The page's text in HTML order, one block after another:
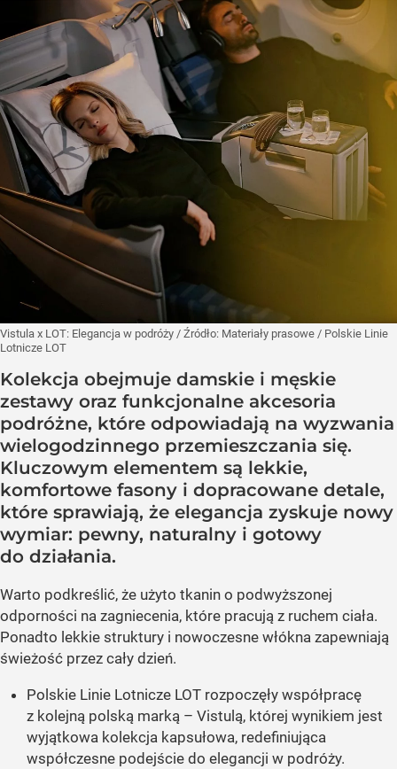
Vistula x LOT: Elegancja w podróży / Źródło: Materiały prasowe / Polskie Linie
Lotnicze LOT
Kolekcja obejmuje damskie i męskie
zestawy oraz funkcjonalne akcesoria
podróżne, które odpowiadają na wyzwania
wielogodzinnego przemieszczania się.
Kluczowym elementem są lekkie,
komfortowe fasony i dopracowane detale,
które sprawiają, że elegancja zyskuje nowy
wymiar: pewny, naturalny i gotowy
do działania.
Warto podkreślić, że użyto tkanin o podwyższonej
odporności na zagniecenia, które pracują z ruchem ciała.
Ponadto lekkie struktury i nowoczesne włókna zapewniają
świeżość przez cały dzień.
Polskie Linie Lotnicze LOT rozpoczęły współpracę
z kolejną polską marką – Vistulą, której wynikiem jest
wyjątkowa kolekcja kapsułowa, redefiniująca
współczesne podejście do elegancji w podróży.